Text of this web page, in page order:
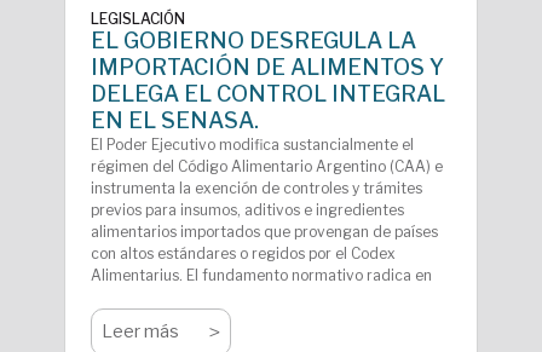
LEGISLACIÓN
EL GOBIERNO DESREGULA LA
IMPORTACIÓN DE ALIMENTOS Y
DELEGA EL CONTROL INTEGRAL
EN EL SENASA.
El Poder Ejecutivo modifica sustancialmente el
régimen del Código Alimentario Argentino (CAA) e
instrumenta la exención de controles y trámites
previos para insumos, aditivos e ingredientes
alimentarios importados que provengan de países
con altos estándares o regidos por el Codex
Alimentarius. El fundamento normativo radica en
reducir la carga regulatoria que desfavorecía a la
industria nacional y optimizar competencias
Leer más >